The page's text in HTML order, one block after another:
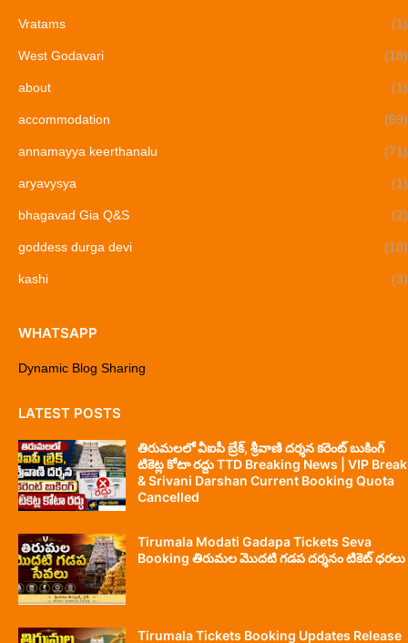
Vratams (1)
West Godavari (18)
about (1)
accommodation (59)
annamayya keerthanalu (71)
aryavysya (1)
bhagavad Gia Q&S (2)
goddess durga devi (18)
kashi (3)
WHATSAPP
Dynamic Blog Sharing
LATEST POSTS
తిరుమలలో వీఐపీ బ్రేక్, శ్రీవాణి దర్శన కరెంట్ బుకింగ్
టికెట్ల కోటా రద్దు TTD Breaking News | VIP Break
& Srivani Darshan Current Booking Quota
Cancelled
Tirumala Modati Gadapa Tickets Seva
Booking తిరుమల మొదటి గడప దర్శనం టికెట్ ధరలు
Tirumala Tickets Booking Updates Release